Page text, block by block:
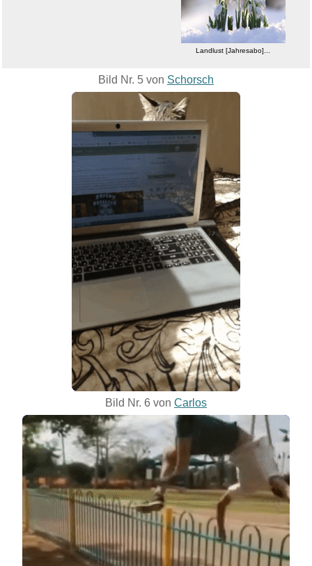
Landlust [Jahresabo]...
Bild Nr. 5 von Schorsch
Bild Nr. 6 von Carlos